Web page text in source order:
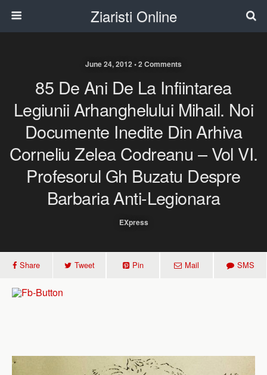
Ziaristi Online
June 24, 2012 • 2 Comments
85 De Ani De La Infiintarea
Legiunii Arhanghelului Mihail. Noi
Documente Inedite Din Arhiva
Corneliu Zelea Codreanu – Vol VI.
Profesorul Gh Buzatu Despre
Barbaria Anti-Legionara
EXpress
Share Tweet Pin Mail SMS